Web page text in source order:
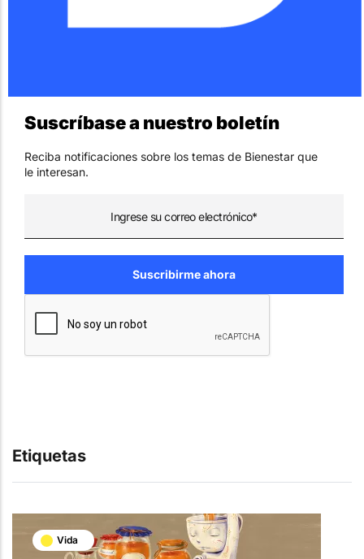
Suscríbase a nuestro boletín
Reciba notificaciones sobre los temas de Bienestar que
le interesan.
Etiquetas
Vida